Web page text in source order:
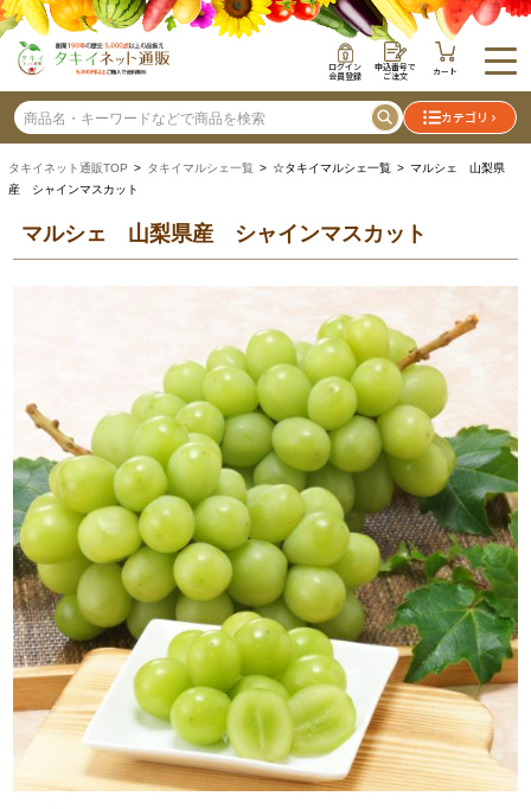
ログイン
会員登録
申込番号で
ご注文 カート
カテゴリ
タキイネット通販TOP > タキイマルシェ一覧 > ☆タキイマルシェ一覧 > マルシェ 山梨県
産 シャインマスカット
マルシェ 山梨県産 シャインマスカット